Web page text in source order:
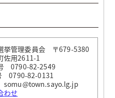
挙管理委員会 〒679-5380
佐用2611-1
0790-82-2549
0790-82-0131
somu@town.sayo.lg.jp
わせ